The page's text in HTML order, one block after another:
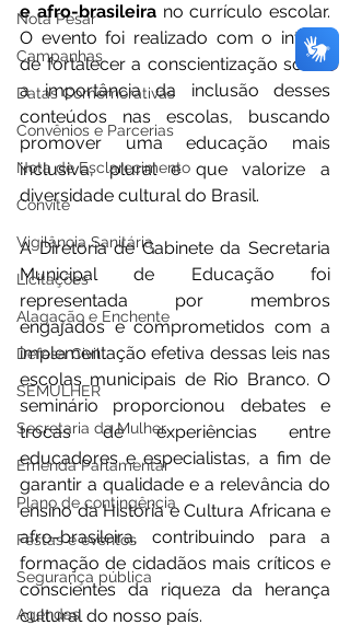
Nota Pesar
Campanhas
Datas Comemorativas
Convênios e Parcerias
Nota de Esclarecimento
Convite
Vigilância Sanitária
Licitações
Alagação e Enchente
Defesa Civil
SEMULHER
Secretaria da Mulher
Emenda Parlamentar
Plano de contingência
Festas e eventos
Segurança pública
Agendas
e afro-brasileira no currículo escolar.
O evento foi realizado com o intuito
de fortalecer a conscientização sobre
a importância da inclusão desses
conteúdos nas escolas, buscando
promover uma educação mais
inclusiva, plural e que valorize a
diversidade cultural do Brasil.
A Diretoria de Gabinete da Secretaria
Municipal de Educação foi
representada por membros
engajados e comprometidos com a
implementação efetiva dessas leis nas
escolas municipais de Rio Branco. O
seminário proporcionou debates e
trocas de experiências entre
educadores e especialistas, a fim de
garantir a qualidade e a relevância do
ensino da História e Cultura Africana e
afro-brasileira, contribuindo para a
formação de cidadãos mais críticos e
conscientes da riqueza da herança
cultural do nosso país.